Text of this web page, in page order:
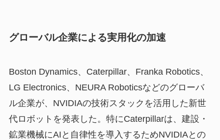
グローバル企業による実用化の加速
Boston Dynamics、Caterpillar、Franka Robotics、
LG Electronics、NEURA Roboticsなどのグローバ
ル企業が、NVIDIAの技術スタックを活用した新世
代ロボットを発表した。特にCaterpillarは、建設・
鉱業機械にAIと自律性を導入するためNVIDIAとの